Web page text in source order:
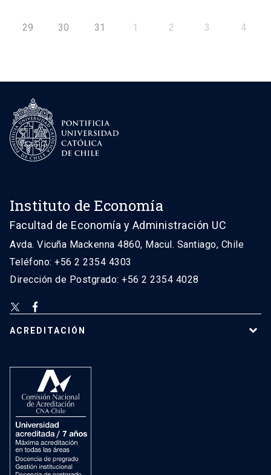
29 30 31 1 2 3 4
Instituto de Economía
Facultad de Economía y Administración UC
Avda. Vicuña Mackenna 4860, Macul. Santiago, Chile
Teléfono: +56 2 2354 4303
Dirección de Postgrado: +56 2 2354 4028
ACREDITACIÓN